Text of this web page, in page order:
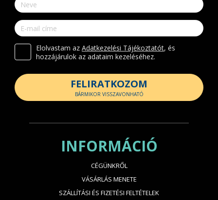
Elolvastam az Adatkezelési Tájékoztatót, és
hozzájárulok az adataim kezeléséhez.
FELIRATKOZOM
BÁRMIKOR VISSZAVONHATÓ
INFORMÁCIÓ
CÉGÜNKRŐL
VÁSÁRLÁS MENETE
SZÁLLÍTÁSI ÉS FIZETÉSI FELTÉTELEK